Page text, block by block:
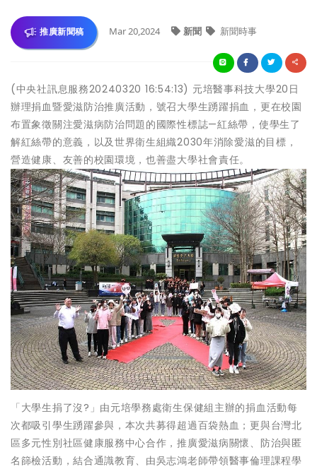
推廣新聞稿 Mar 20,2024 新聞 新聞時事
(中央社訊息服務20240320 16:54:13) 元培醫事科技大學20日
辦理捐血暨愛滋防治推廣活動，號召大學生踴躍捐血，更在校園
布置象徵關注愛滋病防治問題的國際性標誌—紅絲帶，使學生了
解紅絲帶的意義，以及世界衛生組織2030年消除愛滋的目標，
營造健康、友善的校園環境，也善盡大學社會責任。
「大學生捐了沒?」由元培學務處衛生保健組主辦的捐血活動每
次都吸引學生踴躍參與，本次共募得超過百袋熱血；更與台灣北
區多元性別社區健康服務中心合作，推廣愛滋病關懷、防治與匿
名篩檢活動，結合通識教育、由吳志鴻老師帶領醫事倫理課程學